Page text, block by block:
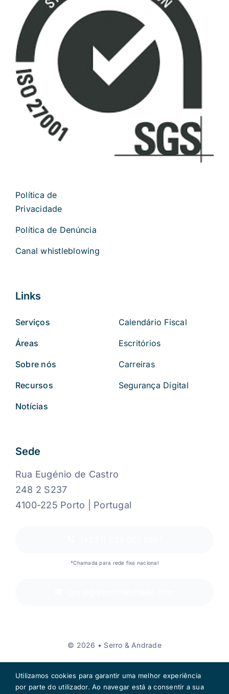
Política de
Privacidade
Política de Denúncia
Canal whistleblowing
Links
Serviços
Áreas
Sobre nós
Recursos
Notícias
Calendário Fiscal
Escritórios
Carreiras
Segurança Digital
Sede
Rua Eugénio de Castro
248 2 S237
4100-225 Porto | Portugal
*Chamada para rede fixa nacional
© 2026 • Serro & Andrade
Utilizamos cookies para garantir uma melhor experiência
por parte do utilizador. Ao navegar está a consentir a sua